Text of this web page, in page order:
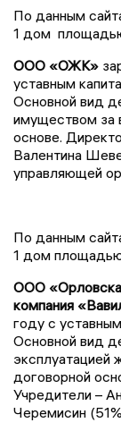
По данным
1 дом
ООО «ОЖК»
уставным
Основной вид
имуществом за
основе.
Валентина
управляющей
По данным
1 дом
ООО
компания
году с
Основной вид
эксплуатацией
договорной
Учредители –
Черемисин